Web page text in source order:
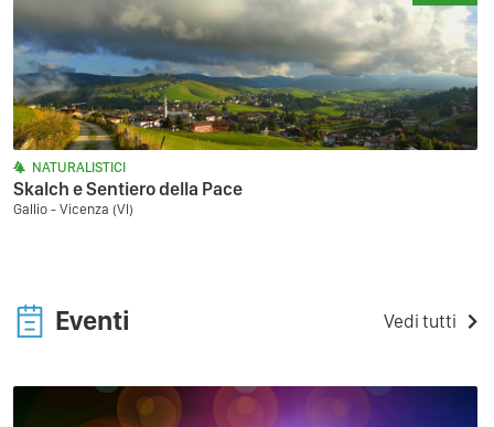
NATURALISTICI
Skalch e Sentiero della Pace
Gallio - Vicenza (VI)
Eventi Vedi tutti